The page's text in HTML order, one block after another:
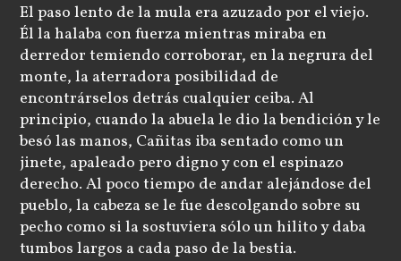
El paso lento de la mula era azuzado por el viejo.
Él la halaba con fuerza mientras miraba en
derredor temiendo corroborar, en la negrura del
monte, la aterradora posibilidad de
encontrárselos detrás cualquier ceiba. Al
principio, cuando la abuela le dio la bendición y le
besó las manos, Cañitas iba sentado como un
jinete, apaleado pero digno y con el espinazo
derecho. Al poco tiempo de andar alejándose del
pueblo, la cabeza se le fue descolgando sobre su
pecho como si la sostuviera sólo un hilito y daba
tumbos largos a cada paso de la bestia.